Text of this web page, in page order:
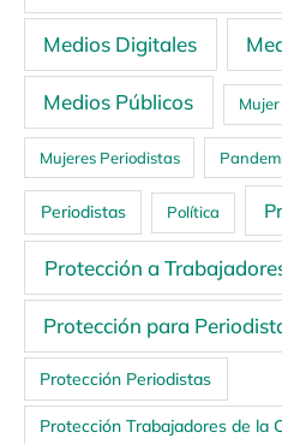
Medios Digitales
Medios Públicos Mujer
Mujeres Periodistas
Periodistas Política
Protección a
Protección para
Protección Periodistas
Protección Trabajadores de la